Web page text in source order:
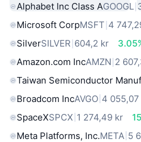
Alphabet Inc Class AGOOGL
Microsoft CorpMSFT 4
SilverSILVER 604,2 kr
Amazon.com IncAMZN 2
Taiwan Semiconductor
Broadcom IncAVGO 4
SpaceXSPCX 1 274,49 kr
Meta Platforms, Inc.META 5